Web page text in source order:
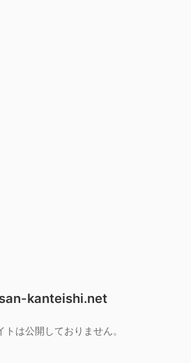
kanteishi.net
トは公開しておりません。